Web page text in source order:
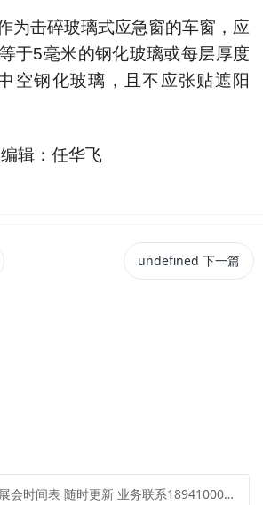
为击碎玻璃式应急窗的车窗，应
于5毫米的钢化玻璃或每层厚度
空钢化玻璃，且不应张贴遮阳
辑：任华飞
undefined 下一篇
2026年度国内房车展会时间表 随时更新 业务联系18941000313